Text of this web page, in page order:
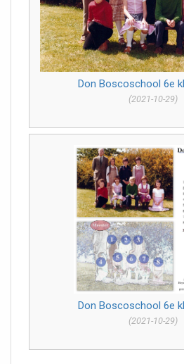
Don Boscoschool 6e
(2021-10-29)
Don Boscoschool 6e
(2021-10-29)